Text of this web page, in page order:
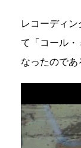
レコーディ
て「コール・
なったのであ